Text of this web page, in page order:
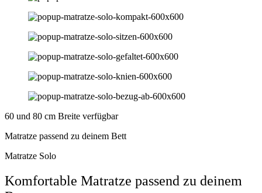
60 und 80 cm Breite verfügbar
Matratze passend zu deinem Bett
Matratze Solo
Komfortable Matratze passend zu deinem